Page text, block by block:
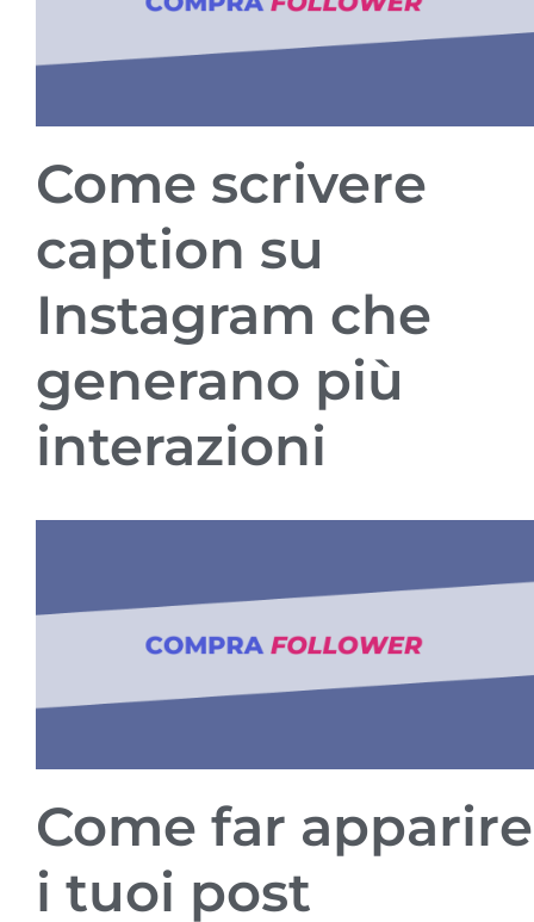
Come scrivere
caption su
Instagram che
generano più
interazioni
Come far apparire
i tuoi post